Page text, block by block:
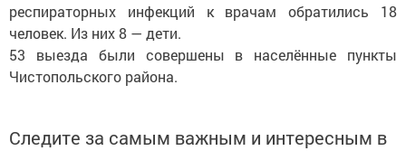
респираторных инфекций к врачам обратились 18
человек. Из них 8 — дети.
53 выезда были совершены в населённые пункты
Чистопольского района.
Следите за самым важным и интересным в